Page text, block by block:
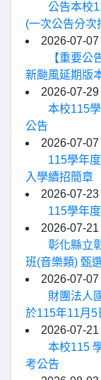
公告本校
(一次公告分次
2026-07-07
【重要公
新颱風延期版
2026-07-29
本校115
公告
2026-07-07
115學年
入學續招簡章
2026-07-23
115學年
2026-07-21
彰化縣立
班(音樂類) 甄
2026-07-07
財團法人
於115年11月5
2026-07-21
本校115
考公告